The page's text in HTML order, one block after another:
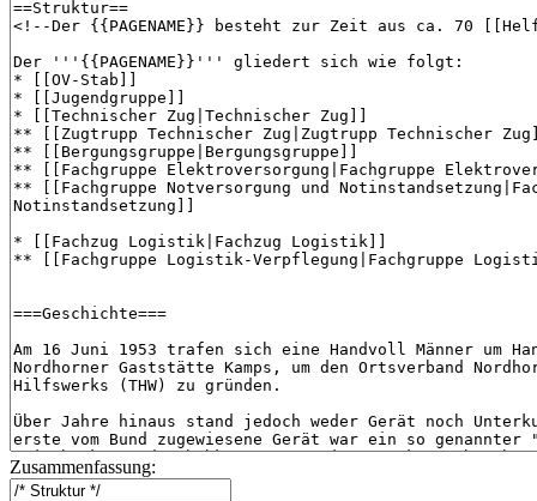
Zusammenfassung: